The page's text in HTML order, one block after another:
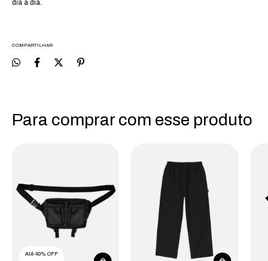
dia a dia.
COMPARTILHAR
Para comprar com esse produto
Até 40% OFF